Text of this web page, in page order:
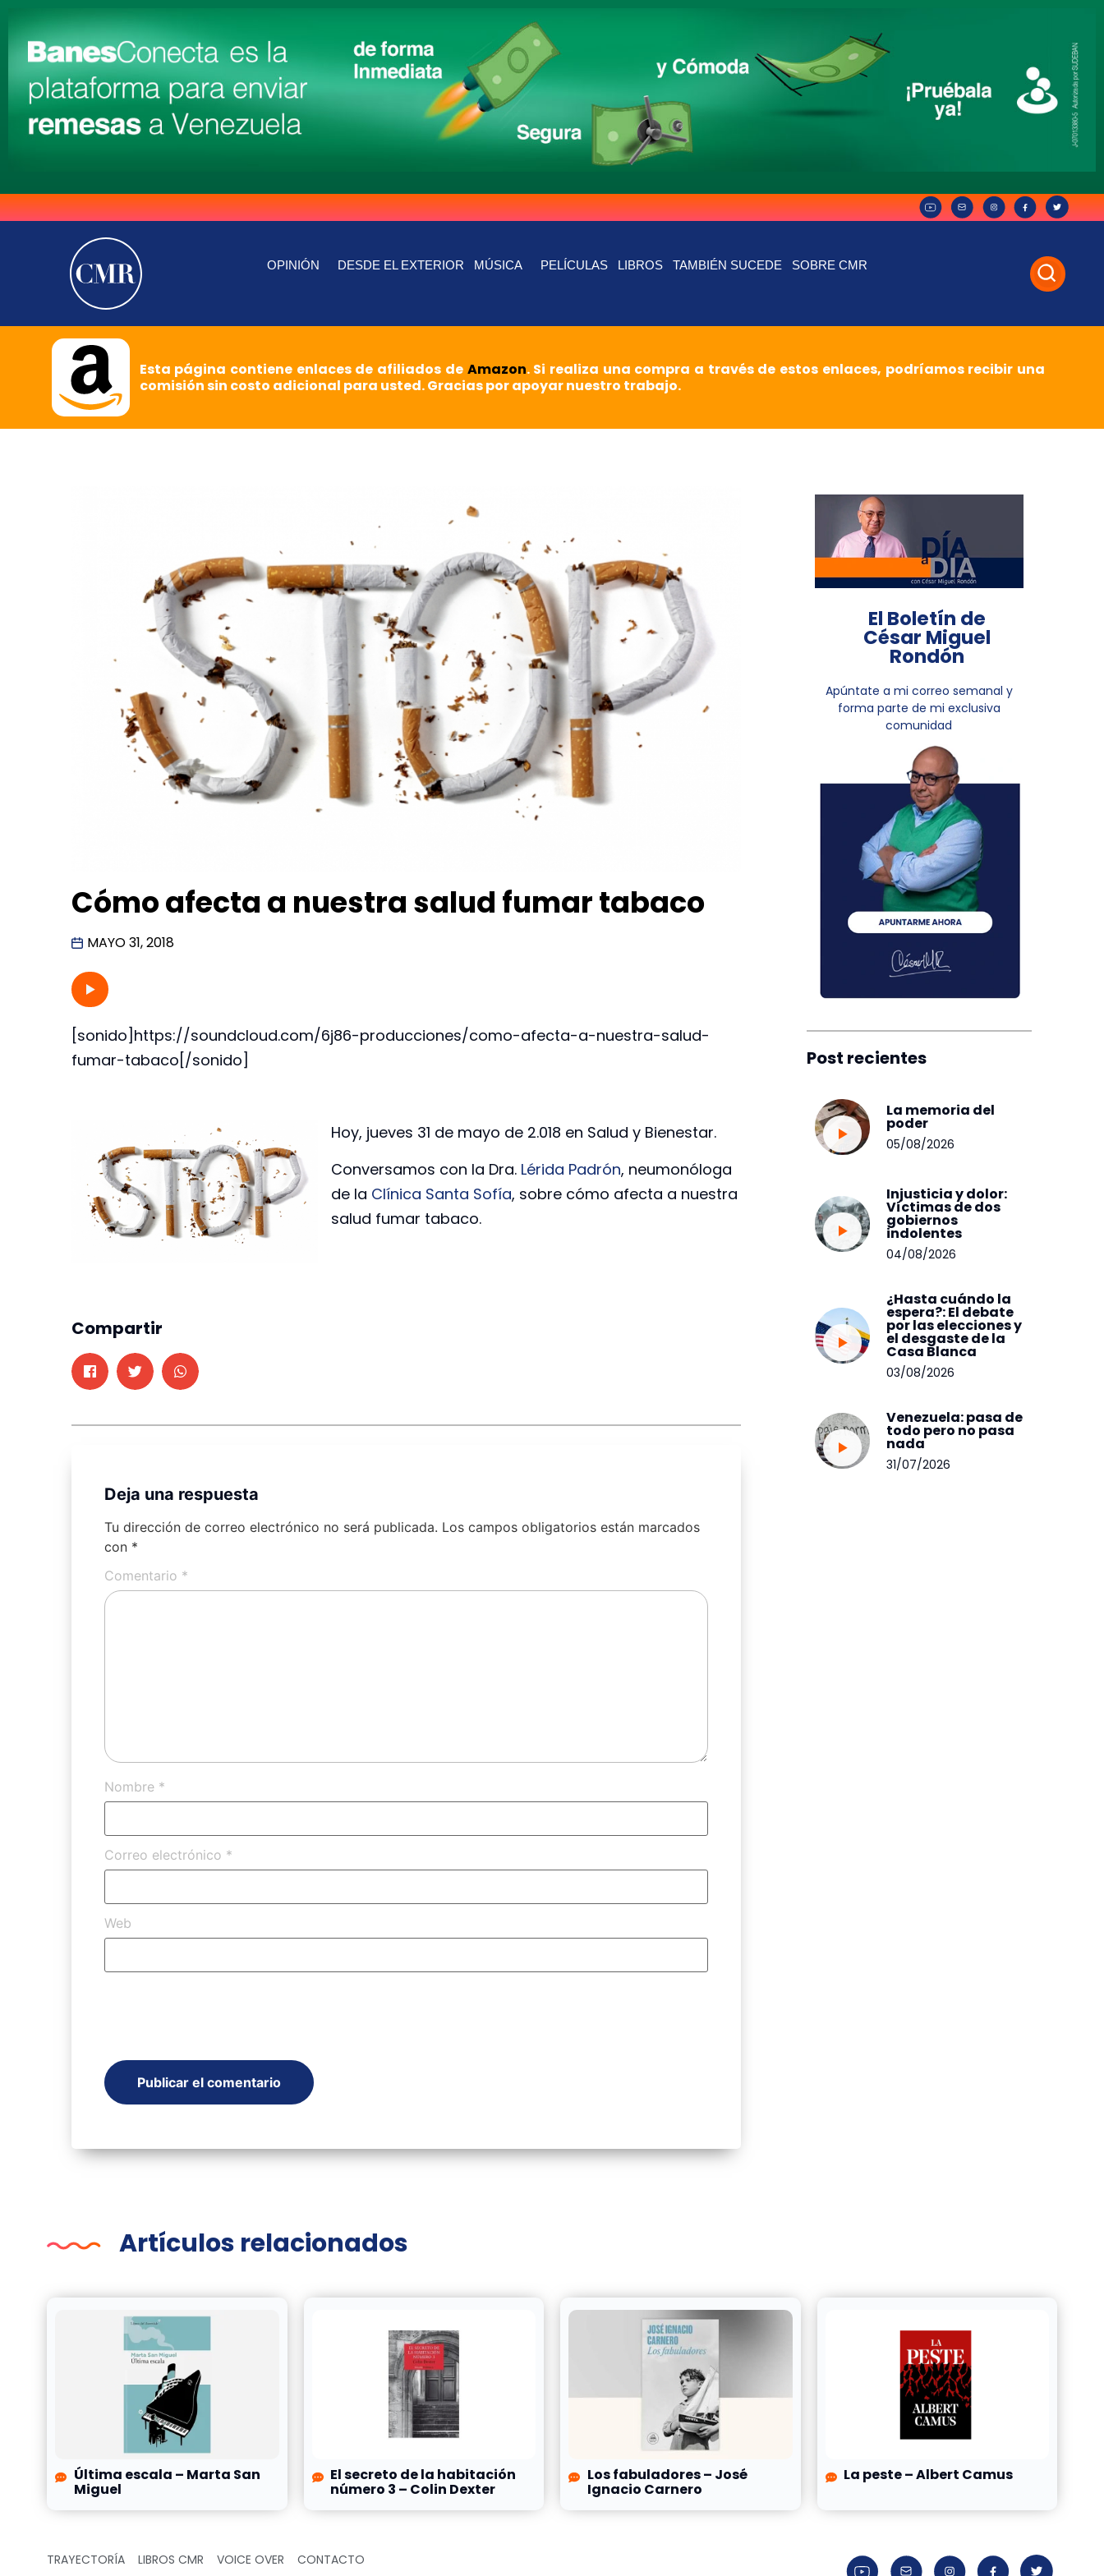
OPINIÓN DESDE EL EXTERIOR MÚSICA PELÍCULAS LIBROS TAMBIÉN SUCEDE SOBRE CMR
Esta página contiene enlaces de afiliados de Amazon. Si realiza una compra a través de estos enlaces, podríamos recibir una
comisión sin costo adicional para usted. Gracias por apoyar nuestro trabajo.
Cómo afecta a nuestra salud fumar tabaco
MAYO 31, 2018
[sonido]https://soundcloud.com/6j86-producciones/como-afecta-a-nuestra-salud-
fumar-tabaco[/sonido]
Hoy, jueves 31 de mayo de 2.018 en Salud y Bienestar.
Conversamos con la Dra. Lérida Padrón, neumonóloga
de la Clínica Santa Sofía, sobre cómo afecta a nuestra
salud fumar tabaco.
Compartir
Deja una respuesta
Tu dirección de correo electrónico no será publicada. Los campos obligatorios están marcados
con *
Comentario *
Nombre *
Correo electrónico *
Web
El Boletín de
César Miguel
Rondón
Apúntate a mi correo semanal y
forma parte de mi exclusiva
comunidad
Post recientes
La memoria del
poder
05/08/2026
Injusticia y dolor:
Víctimas de dos
gobiernos
indolentes
04/08/2026
¿Hasta cuándo la
espera?: El debate
por las elecciones y
el desgaste de la
Casa Blanca
03/08/2026
Venezuela: pasa de
todo pero no pasa
nada
31/07/2026
Artículos relacionados
Última escala – Marta San
Miguel
El secreto de la habitación
número 3 – Colin Dexter
Los fabuladores – José
Ignacio Carnero
La peste – Albert Camus
TRAYECTORÍA LIBROS CMR VOICE OVER CONTACTO